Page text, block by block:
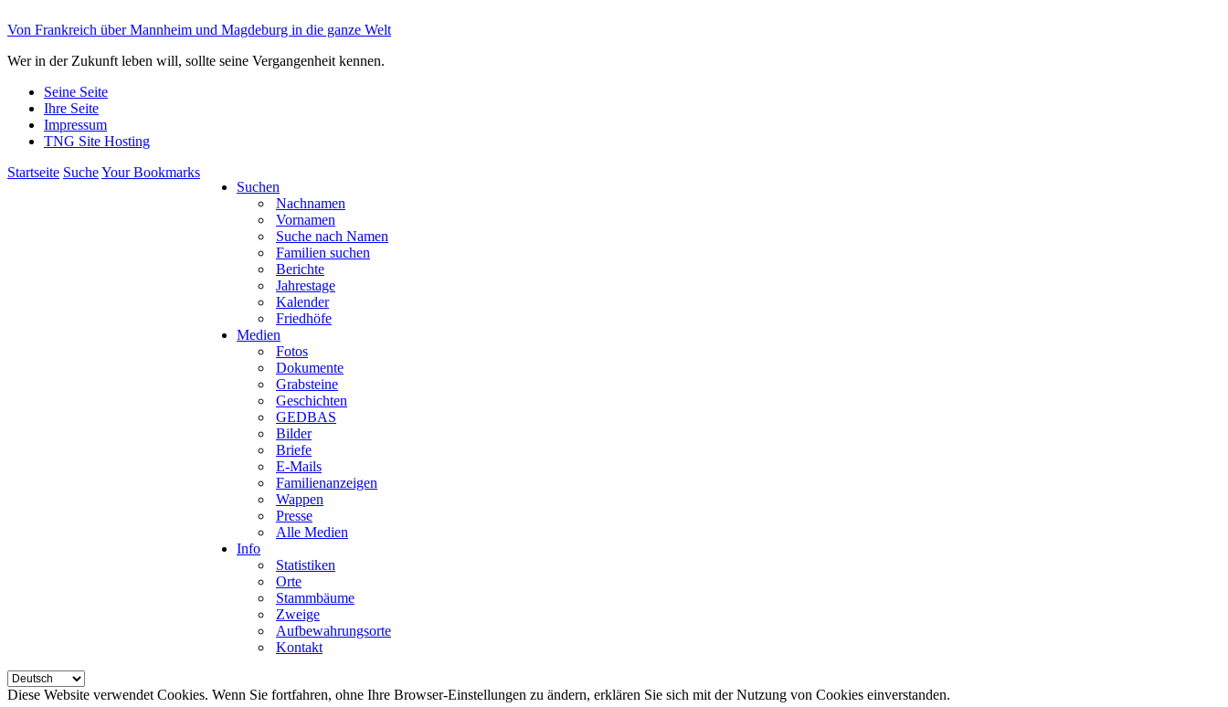
Von Frankreich über Mannheim und Magdeburg in die ganze Welt
Wer in der Zukunft leben will, sollte seine Vergangenheit kennen.
Seine Seite
Ihre Seite
Impressum
TNG Site Hosting
Startseite SucheYour Bookmarks
Suchen
Nachnamen
Vornamen
Suche nach Namen
Familien suchen
Berichte
Jahrestage
Kalender
Friedhöfe
Medien
Fotos
Dokumente
Grabsteine
Geschichten
GEDBAS
Bilder
Briefe
E-Mails
Familienanzeigen
Wappen
Presse
Alle Medien
Info
Statistiken
Orte
Stammbäume
Zweige
Aufbewahrungsorte
Kontakt
Diese Website verwendet Cookies. Wenn Sie fortfahren, ohne Ihre Browser-Einstellungen zu ändern, erklären Sie sich mit der Nutzung von Cookies einverstanden.